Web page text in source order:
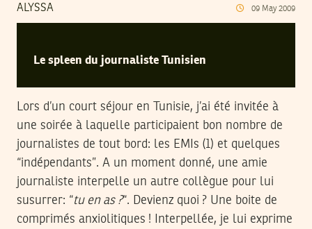
ALYSSA 09 May 2009
Le spleen du journaliste Tunisien
Lors d’un court séjour en Tunisie, j’ai été invitée à
une soirée à laquelle participaient bon nombre de
journalistes de tout bord: les EMIs (1) et quelques
“indépendants”. A un moment donné, une amie
journaliste interpelle un autre collègue pour lui
susurrer: “tu en as ?“. Devienz quoi ? Une boite de
comprimés anxiolitiques ! Interpellée, je lui exprime